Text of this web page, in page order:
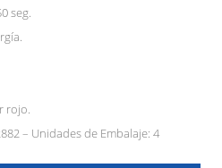
seg.
rojo.
– Unidades de Embalaje: 4